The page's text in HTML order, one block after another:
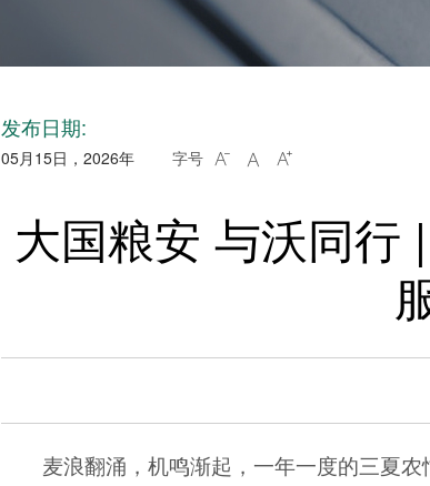
发布日期:
05月15日，2026年 字号   
大国粮安 与沃同行
麦浪翻涌，机鸣渐起，一年一度的三夏农